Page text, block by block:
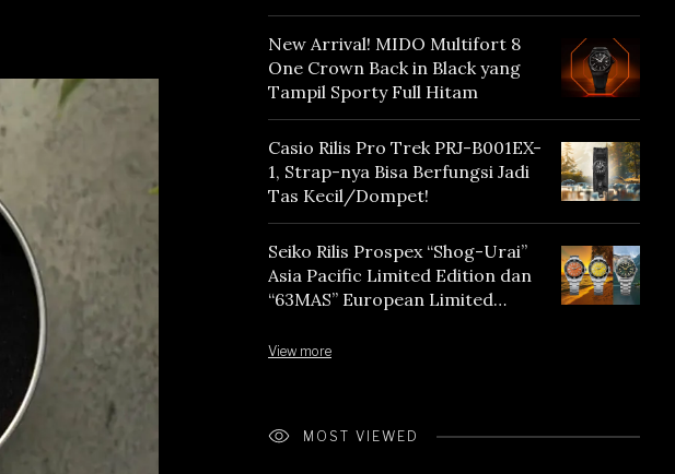
Edition
New Arrival! MIDO Multifort 8
One Crown Back in Black yang
Tampil Sporty Full Hitam
Casio Rilis Pro Trek PRJ-B001EX-
1, Strap-nya Bisa Berfungsi Jadi
Tas Kecil/Dompet!
Seiko Rilis Prospex “Shog-Urai”
Asia Pacific Limited Edition dan
“63MAS” European Limited
View more
MOST VIEWED